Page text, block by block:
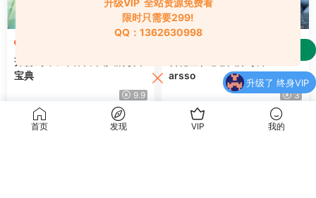
齐善鸿·了凡四训中国人的改命
宝典
9.9
海淘资源网 2024-09-13
arsso
3
海淘资源网 2024-08-31
首页 发现 VIP 我的
升级VIP 全站资源免费看
限时只需要299!
QQ：1362630998
了
（指标+日报+小班课）
升级了 终身VIP
升级了 终身VIP